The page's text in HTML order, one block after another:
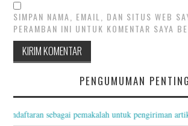
SIMPAN NAMA, EMAIL, DAN SITUS WEB
PERAMBAN INI UNTUK KOMENTAR SAYA
PENGUMUMAN PENTING
Pendaftaran sebagai pemakalah untuk pengiriman